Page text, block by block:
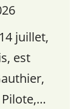
juillet,
est